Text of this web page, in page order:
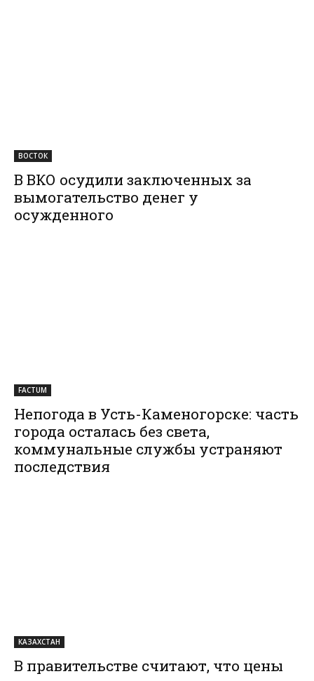
ВОСТОК
В ВКО осудили заключенных за
вымогательство денег у
осужденного
FACTUM
Непогода в Усть-Каменогорске: часть
города осталась без света,
коммунальные службы устраняют
последствия
КАЗАХСТАН
В правительстве считают, что цены